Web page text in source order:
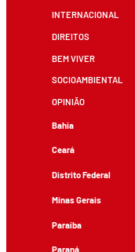
INTERNACIONAL
DIREITOS
BEM VIVER
SOCIOAMBIENTAL
OPINIÃO
Bahia
Ceará
Distrito Federal
Minas Gerais
Paraíba
Paraná